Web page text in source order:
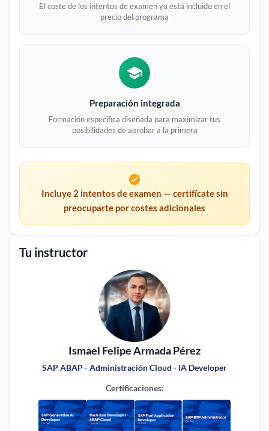
El coste de los intentos de examen ya está incluido en el
precio del programa
Preparación integrada
Formación específica diseñada para maximizar tus
posibilidades de aprobar a la primera
Incluye 2 intentos de examen — certifícate sin
preocuparte por costes adicionales
Tu instructor
Ismael Felipe Armada Pérez
SAP ABAP - Administración Cloud - IA Developer
Certificaciones: